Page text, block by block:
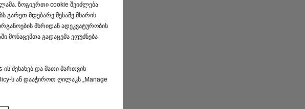
ზოგიერთი cookie შეიძლება
გარეთ მდებარე მესამე მხარის
მხრიდან ადეკვატურობის
მონაცემთა გადაცემა ეფუძნება
შესახებ და მათი მართვის
ს ან დააჭიროთ ღილაკს „Manage